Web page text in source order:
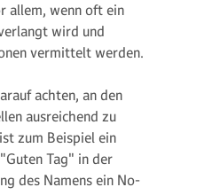
allem, wenn oft ein
wird und
vermittelt werden.
achten, an den
ausreichend zu
zum Beispiel ein
Tag" in der
des Namens ein No-